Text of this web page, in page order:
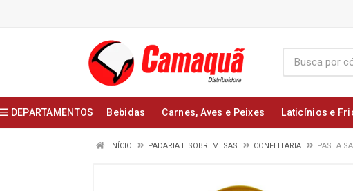
DEPARTAMENTOS Bebidas Carnes, Aves e Peixes Laticínios e
INÍCIO PADARIA E SOBREMESAS CONFEITARIA PASTA